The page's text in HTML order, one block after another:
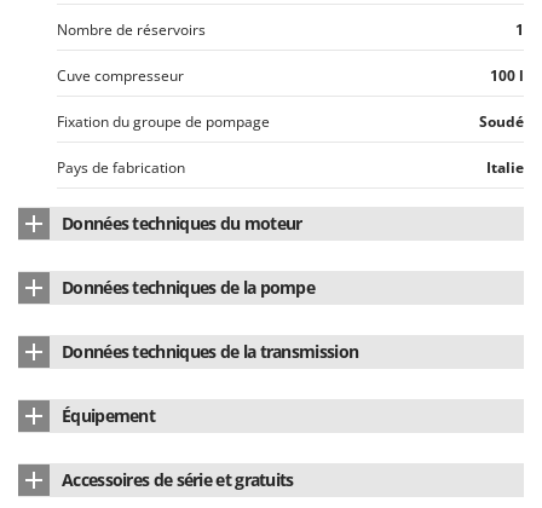
Nombre de réservoirs 1
Cuve compresseur 100 l
Fixation du groupe de pompage Soudé
Pays de fabrication Italie
Données techniques du moteur
Puissance nominale 2 HP
Alimentation
Niveau sonore 96 dB(A)
Données techniques de la pompe
Modèle B2800B
Air aspiré
Type pompe mono-étagé
Données techniques de la transmission
Type de transmission À courroie
Vitesse de rotation minute tête de compression
Équipement
Poignée frontale oui
Accessoires de série et gratuits